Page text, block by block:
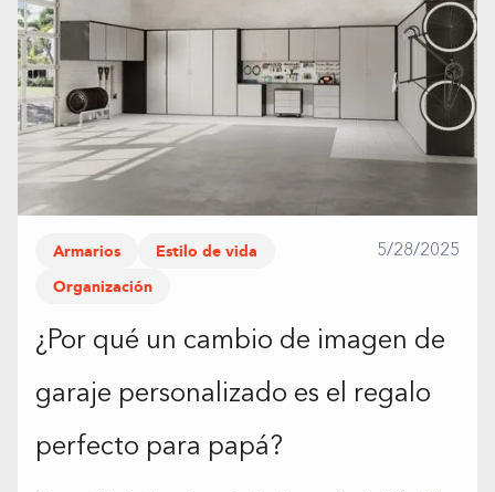
Armarios
Estilo de vida
Organización
5/28/2025
¿Por qué un cambio de imagen de
garaje personalizado es el regalo
perfecto para papá?